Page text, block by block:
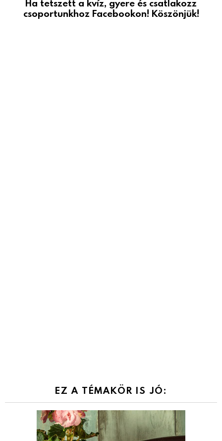
Ha tetszett a kvíz, gyere és csatlakozz
csoportunkhoz Facebookon! Köszönjük!
EZ A TÉMAKÖR IS JÓ: